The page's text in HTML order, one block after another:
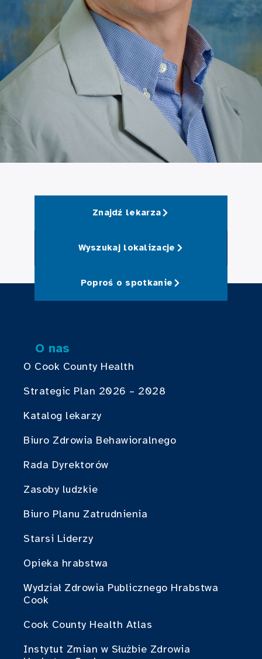
Znajdź lekarza
Wyszukaj lokalizacje
Poproś o spotkanie
O nas
O Cook County Health
Strategic Plan 2026 – 2028
Katalog lekarzy
Biuro Zdrowia Behawioralnego
Rada Dyrektorów
Zasoby ludzkie
Biuro Planu Zatrudnienia
Starsi Liderzy
Opieka hrabstwa
Wydział Zdrowia Publicznego Hrabstwa
Cook
Cook County Health Atlas
Instytut Zmian w Służbie Zdrowia